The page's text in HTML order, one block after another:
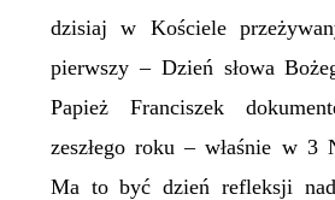
dzisiaj w Kościele
pierwszy – Dzień słowa
Papież Franciszek
zeszłego roku – właśnie w 3
Ma to być dzień refleksji